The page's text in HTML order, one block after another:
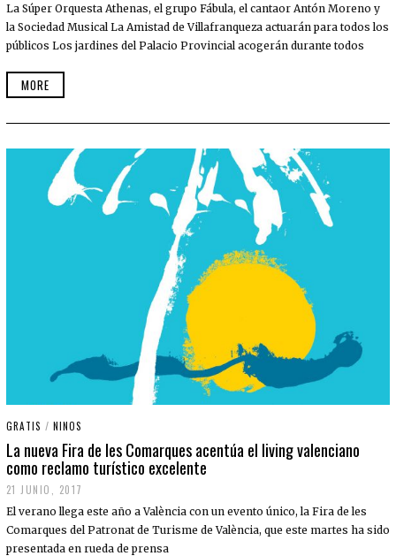
La Súper Orquesta Athenas, el grupo Fábula, el cantaor Antón Moreno y
la Sociedad Musical La Amistad de Villafranqueza actuarán para todos los
públicos Los jardines del Palacio Provincial acogerán durante todos
MORE
GRATIS / NINOS
La nueva Fira de les Comarques acentúa el living valenciano
como reclamo turístico excelente
21 JUNIO, 2017
El verano llega este año a València con un evento único, la Fira de les
Comarques del Patronat de Turisme de València, que este martes ha sido
presentada en rueda de prensa